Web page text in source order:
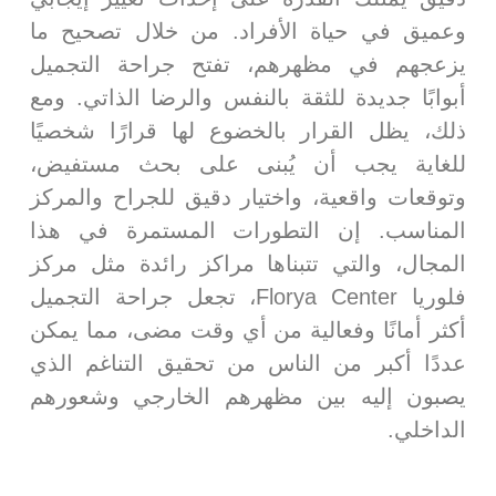
فترة الشفاء.
الأثر النفسي: يتجاوز تأثيرجراحة التجميلالجانب
الجسدي، حيث أظهرت العديد من الدراسات أن
النتائج الإيجابية يمكن أن تؤدي إلى تحسن كبير في
الثقة بالنفس، وتقليل القلق الاجتماعي، وتحسين
جودة الحياة بشكل عام.
وعميق في حياة الأفراد. من خلال تصحيح ما
يزعجهم في مظهرهم، تفتح جراحة التجميل
أبوابًا جديدة للثقة بالنفس والرضا الذاتي. ومع
ذلك، يظل القرار بالخضوع لها قرارًا شخصيًا
للغاية يجب أن يُبنى على بحث مستفيض،
وتوقعات واقعية، واختيار دقيق للجراح والمركز
المناسب. إن التطورات المستمرة في هذا
المجال، والتي تتبناها مراكز رائدة مثل مركز
فلوريا Florya Center، تجعل جراحة التجميل
أكثر أمانًا وفعالية من أي وقت مضى، مما يمكن
عددًا أكبر من الناس من تحقيق التناغم الذي
يصبون إليه بين مظهرهم الخارجي وشعورهم
الداخلي.